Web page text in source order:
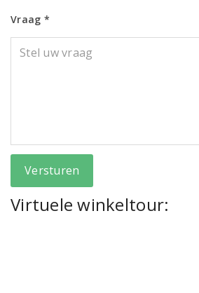
Vraag *
Versturen
Virtuele winkeltour: